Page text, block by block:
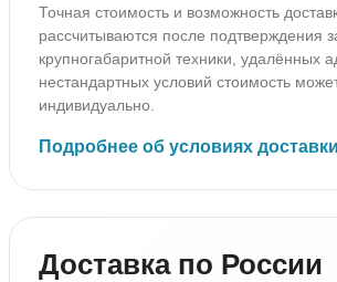
Точная стоимость и возможность
рассчитываются после подтверждения
крупногабаритной техники, удалённых
нестандартных условий стоимость
индивидуально.
Подробнее об условиях доставки
Доставка по России